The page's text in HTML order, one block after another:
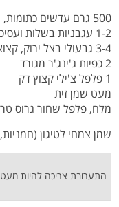
500 גרם עדשים כתומות, שטופות ומושרות לפחות 12 שעות
1-2 עגבניות בשלות ועסיסיות, חתוכות לרבעים
3-4 גבעולי בצל ירוק, קצוצים
2 כפיות ג'ינג'ר מגורד
1 פלפל צ'ילי קצוץ דק
מעט שמן זית
מלח, פלפל שחור גרוס
שמן צמחי לטיגון
התערובת צריכה להיות